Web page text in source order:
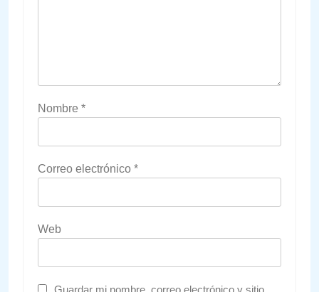
Nombre *
Correo electrónico *
Web
Guardar mi nombre, correo electrónico y sitio